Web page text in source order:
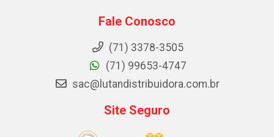
Fale Conosco
(71) 3378-3505
(71) 99653-4747
sac@lutandistribuidora.com.br
Site Seguro